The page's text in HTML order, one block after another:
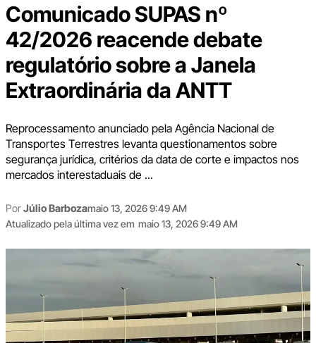
Comunicado SUPAS nº
42/2026 reacende debate
regulatório sobre a Janela
Extraordinária da ANTT
Reprocessamento anunciado pela Agência Nacional de
Transportes Terrestres levanta questionamentos sobre
segurança jurídica, critérios da data de corte e impactos nos
mercados interestaduais de ...
PorJúlio Barbozamaio 13, 2026 9:49 AM
Atualizado pela última vez em maio 13, 2026 9:49 AM